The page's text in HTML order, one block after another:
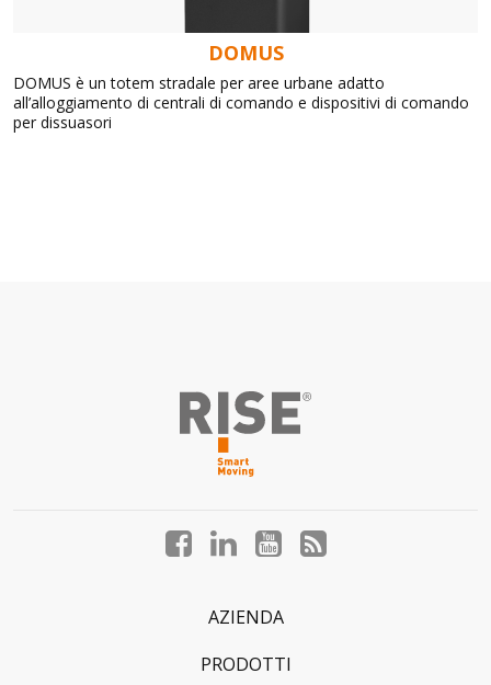
DOMUS
DOMUS è un totem stradale per aree urbane adatto
all’alloggiamento di centrali di comando e dispositivi di comando
per dissuasori
FacebookLinkedInYouTubeBlog
AZIENDA
PRODOTTI